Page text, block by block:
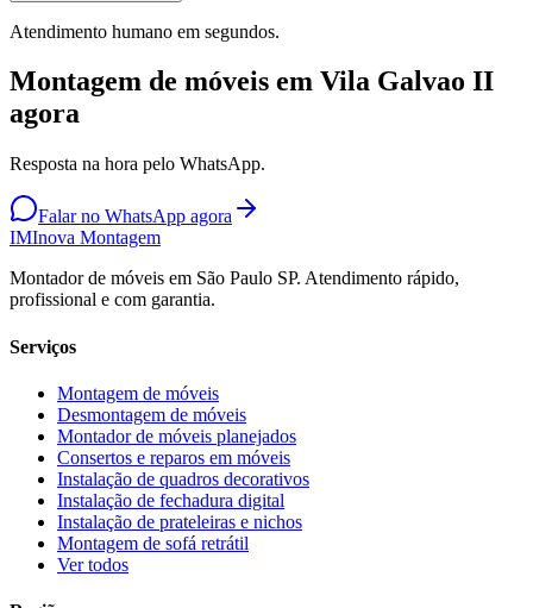
Atendimento humano em segundos.
Montagem de móveis em Vila Galvao II
agora
Resposta na hora pelo WhatsApp.
Falar no WhatsApp agora
IMInova Montagem
Montador de móveis em São Paulo SP. Atendimento rápido,
profissional e com garantia.
Serviços
Montagem de móveis
Desmontagem de móveis
Montador de móveis planejados
Consertos e reparos em móveis
Instalação de quadros decorativos
Instalação de fechadura digital
Instalação de prateleiras e nichos
Montagem de sofá retrátil
Ver todos